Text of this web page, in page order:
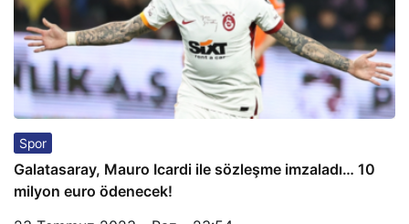
Spor
Galatasaray, Mauro Icardi ile sözleşme imzaladı… 10
milyon euro ödenecek!